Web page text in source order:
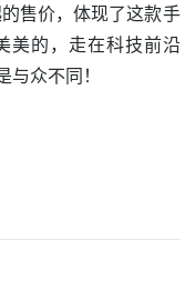
售价，体现了这款手
美的，走在科技前沿
众不同！